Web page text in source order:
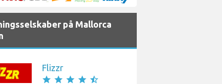
på Mallorca
Flizzr
star star star star star_half